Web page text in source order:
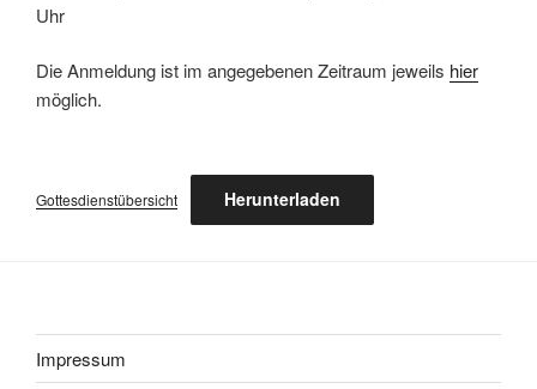
Uhr
Die Anmeldung ist im angegebenen Zeitraum jeweils hier
möglich.
Gottesdienstübersicht Herunterladen
Impressum